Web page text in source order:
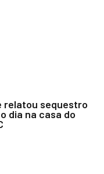
relatou sequestro
dia na casa do